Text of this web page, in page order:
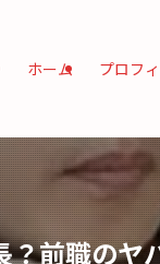
ホーム プロフ
前職のヤ